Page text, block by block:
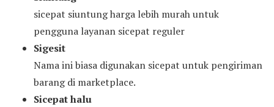
sicepat siuntung harga lebih murah untuk
pengguna layanan sicepat reguler
Sigesit
Nama ini biasa digunakan sicepat untuk pengiriman
barang di marketplace.
Sicepat halu